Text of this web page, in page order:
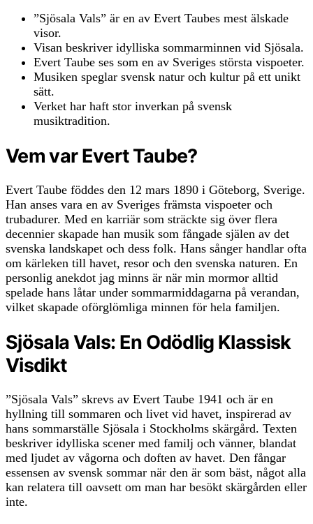
”Sjösala Vals” är en av Evert Taubes mest älskade
visor.
Visan beskriver idylliska sommarminnen vid Sjösala.
Evert Taube ses som en av Sveriges största vispoeter.
Musiken speglar svensk natur och kultur på ett unikt
sätt.
Verket har haft stor inverkan på svensk
musiktradition.
Vem var Evert Taube?
Evert Taube föddes den 12 mars 1890 i Göteborg, Sverige.
Han anses vara en av Sveriges främsta vispoeter och
trubadurer. Med en karriär som sträckte sig över flera
decennier skapade han musik som fångade själen av det
svenska landskapet och dess folk. Hans sånger handlar ofta
om kärleken till havet, resor och den svenska naturen. En
personlig anekdot jag minns är när min mormor alltid
spelade hans låtar under sommarmiddagarna på verandan,
vilket skapade oförglömliga minnen för hela familjen.
Sjösala Vals: En Odödlig Klassisk
Visdikt
”Sjösala Vals” skrevs av Evert Taube 1941 och är en
hyllning till sommaren och livet vid havet, inspirerad av
hans sommarställe Sjösala i Stockholms skärgård. Texten
beskriver idylliska scener med familj och vänner, blandat
med ljudet av vågorna och doften av havet. Den fångar
essensen av svensk sommar när den är som bäst, något alla
kan relatera till oavsett om man har besökt skärgården eller
inte.